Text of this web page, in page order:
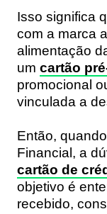
Isso significa
com a marca
alimentação
um cartão
promocional
vinculada a
Então,
Financial, a
cartão de
objetivo é
recebido,